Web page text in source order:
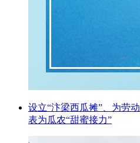
设立“汴梁西瓜摊”、为劳
表为瓜农“甜蜜接力”